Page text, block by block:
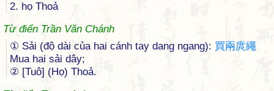
2. họ Thoả
Từ điển Trần Văn Chánh
① Sải (độ dài của hai cánh tay dang ngang): 買兩庹繩
Mua hai sải dây;
② [Tuô] (Họ) Thoả.